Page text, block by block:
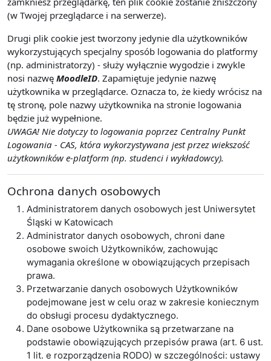
(w Twojej przeglądarce i na serwerze).
Drugi plik cookie jest tworzony jedynie dla użytkowników
wykorzystujących specjalny sposób logowania do platformy
(np. administratorzy) - służy wyłącznie wygodzie i zwykle
nosi nazwę MoodleID. Zapamiętuje jedynie nazwę
użytkownika w przeglądarce. Oznacza to, że kiedy wrócisz na
tę stronę, pole nazwy użytkownika na stronie logowania
będzie już wypełnione.
UWAGA! Nie dotyczy to logowania poprzez Centralny Punkt
Logowania - CAS, która wykorzystywana jest przez wiekszość
użytkowników e-platform (np. studenci i wykładowcy).
Ochrona danych osobowych
Administratorem danych osobowych jest Uniwersytet
Śląski w Katowicach
Administrator danych osobowych, chroni dane
osobowe swoich Użytkowników, zachowując
wymagania określone w obowiązujących przepisach
prawa.
Przetwarzanie danych osobowych Użytkowników
podejmowane jest w celu oraz w zakresie koniecznym
do obsługi procesu dydaktycznego.
Dane osobowe Użytkownika są przetwarzane na
podstawie obowiązujących przepisów prawa (art. 6 ust.
1 lit. e rozporządzenia RODO) w szczególności: ustawy